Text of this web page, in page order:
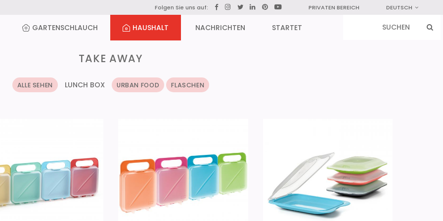
Folgen Sie uns auf: PRIVATEN BEREICH DEUTSCH
GARTENSCHLAUCH HAUSHALT NACHRICHTEN STARTET
TAKE AWAY
ALLE SEHEN LUNCH BOX URBAN FOOD FLASCHEN